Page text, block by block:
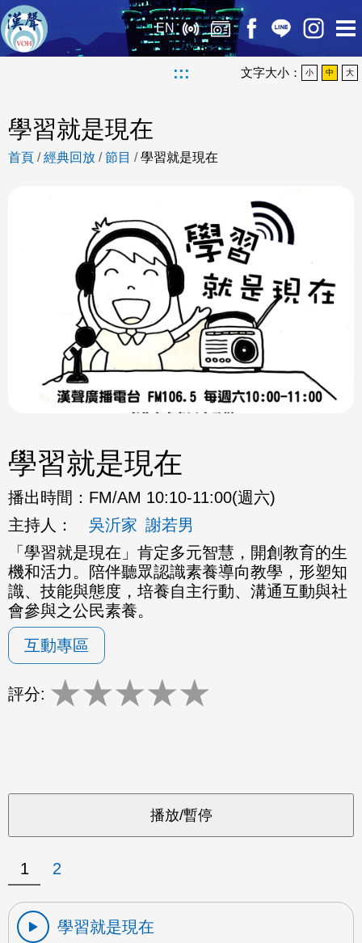
EN
::: 文字大小： 小 中 大
學習就是現在
首頁 /經典回放 /節目 /學習就是現在
學習就是現在
播出時間： FM/AM 10:10-11:00(週六)
主持人：
吳沂家 謝若男
「學習就是現在」肯定多元智慧，開創教育的生
機和活力。 陪伴聽眾認識素養導向教學，形塑知
識、技能與態度， 培養自主行動、溝通互動與社
會參與之公民素養。
互動專區
評分: ★★★★★
1 2
學習就是現在